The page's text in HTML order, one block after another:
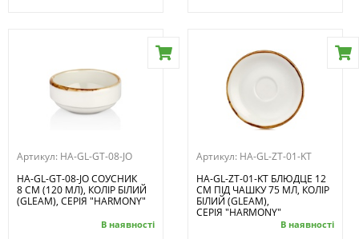
Артикул: HA-GL-GT-08-JO
HA-GL-GT-08-JO СОУСНИК
8 СМ (120 МЛ), КОЛІР БІЛИЙ
(GLEAM), СЕРІЯ "HARMONY"
В наявності
Артикул: HA-GL-ZT-01-KT
HA-GL-ZT-01-KT БЛЮДЦЕ 12
СМ ПІД ЧАШКУ 75 МЛ, КОЛІР
БІЛИЙ (GLEAM),
СЕРІЯ "HARMONY"
В наявності